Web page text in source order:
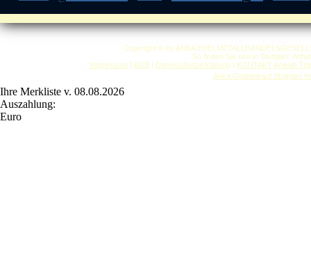
Copyright © by ANKA
So finden Sie uns in Stuttgart:
Impressum | AGB | Datenschutzerklärung | KONTAKT Anwalt-
Anka Goldankauf Stuttgart
Ihre Merkliste v. 08.08.2026
Auszahlung:
Euro